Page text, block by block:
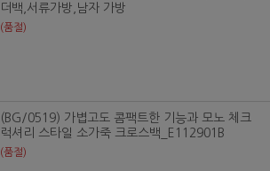
더백,서류가방,남자 가방
(품절)
(BG/0519) 가볍고도 콤팩트한 기능과 모노 체크
럭셔리 스타일 소가죽 크로스백_E112901B
(품절)